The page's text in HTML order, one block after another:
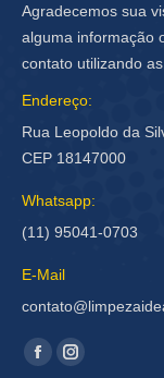
Agradecemos sua
alguma informação
contato utilizando
Endereço:
Rua Leopoldo da
CEP 18147000
Whatsapp:
(11) 95041-0703
E-Mail
Encontre-nos em:
FacebookInstagram